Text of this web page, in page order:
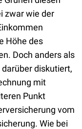
zwar wie der
Höhe des
Doch anders als
diskutiert,
mit
Punkt
vom
Wie bei